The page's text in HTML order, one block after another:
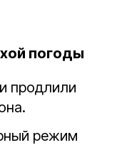
погоды
продлили
режим